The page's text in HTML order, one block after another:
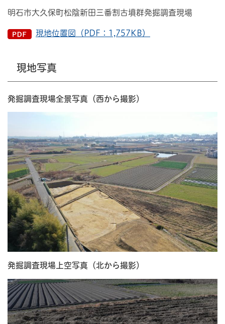
明石市大久保町松陰新田三番割古墳群発掘調査現場
現地位置図（PDF：1,757KB）
現地写真
発掘調査現場全景写真（西から撮影）
発掘調査現場上空写真（北から撮影）